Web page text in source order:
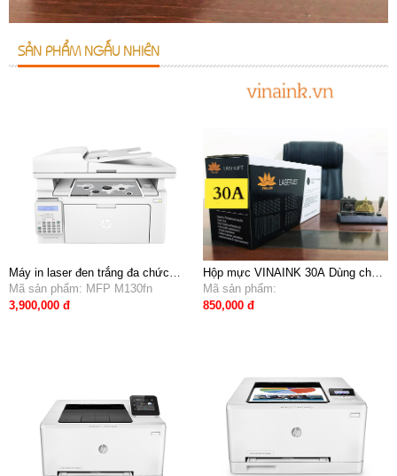
SẢN PHẨM NGẪU NHIÊN
Máy in laser đen trắng đa chức
năng HP Pro MFP M130fn G3Q59A
(in mạng, scan, photo, copy, fax)
Mã sản phẩm: MFP M130fn
3,900,000 đ
Hộp mực VINAINK 30A Dùng cho
máy in HP M203D, M227 FDN
Mã sản phẩm:
850,000 đ